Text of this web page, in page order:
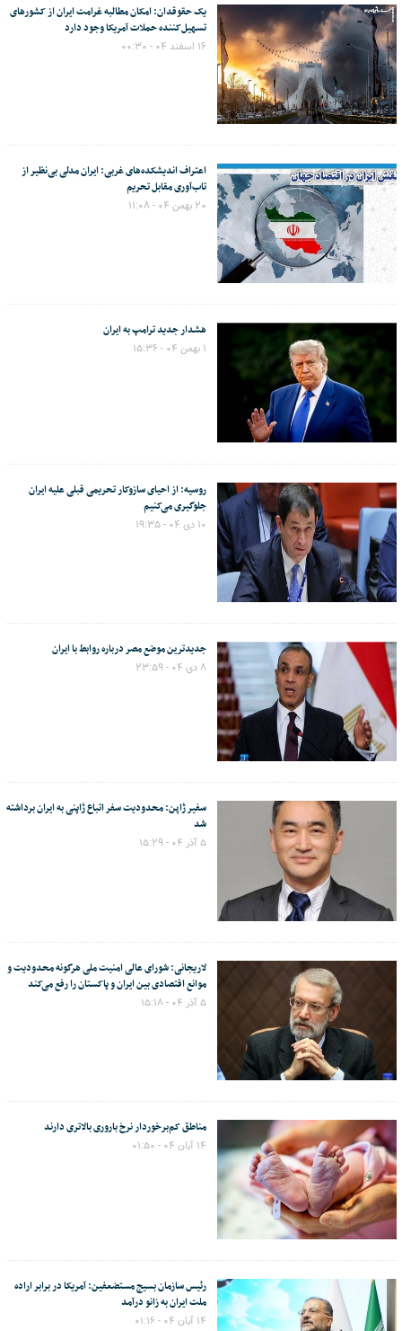
یک حقوقدان: امکان مطالبه غرامت ایران از کشورهای
تسهیل‌کننده حملات آمریکا وجود دارد
۱۶ اسفند ۰۴ - ۰۰:۳۰
اعتراف اندیشکده‌های غربی: ایران مدلی بی‌نظیر از
تاب‌آوری مقابل تحریم
۲۰ بهمن ۰۴ - ۱۱:۰۸
هشدار جدید ترامپ به ایران
۱ بهمن ۰۴ - ۱۵:۳۶
روسیه: از احیای سازوکار تحریمی قبلی علیه ایران
جلوگیری می‌کنیم
۱۰ دی ۰۴ - ۱۹:۳۵
جدیدترین موضع مصر درباره روابط با ایران
۸ دی ۰۴ - ۲۳:۵۹
سفیر ژاپن: محدودیت سفر اتباع ژاپنی به ایران برداشته
شد
۵ آذر ۰۴ - ۱۵:۲۹
لاریجانی: شورای عالی امنیت ملی هرگونه محدودیت‌ و
موانع اقتصادی بین ایران و پاکستان را رفع می‌کند
۵ آذر ۰۴ - ۱۵:۱۸
مناطق کم‌برخوردار نرخ باروری بالاتری دارند
۱۴ آبان ۰۴ - ۰۱:۵۰
رئیس سازمان بسیج مستضعفین: آمریکا در برابر اراده
ملت ایران به زانو درآمد
۱۴ آبان ۰۴ - ۰۱:۱۶